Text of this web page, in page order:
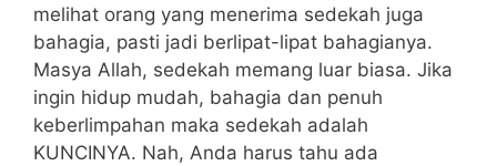
melihat orang yang menerima sedekah juga
bahagia, pasti jadi berlipat-lipat bahagianya.
Masya Allah, sedekah memang luar biasa. Jika
ingin hidup mudah, bahagia dan penuh
keberlimpahan maka sedekah adalah
KUNCINYA. Nah, Anda harus tahu ada